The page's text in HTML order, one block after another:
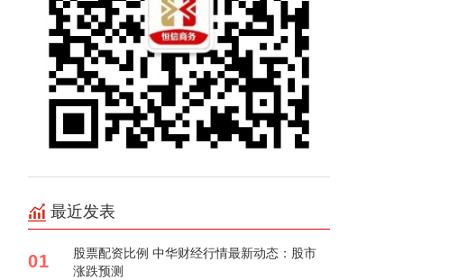
最近发表
01
股票配资比例 中华财经行情最新动态：股市
涨跌预测